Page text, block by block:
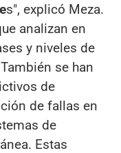
s", explicó Meza.
analizan en
y niveles de
se han
de
de fallas en
de
Estas